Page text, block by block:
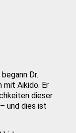
Dr.
mit Aikido. Er
dieser
und dies ist